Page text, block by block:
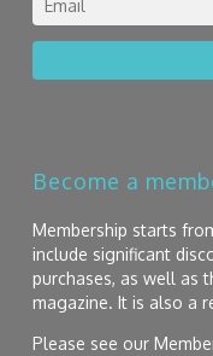
Become a
Membership starts
include significant
purchases, as well as
magazine. It is also a
Please see our